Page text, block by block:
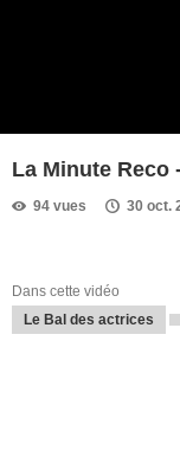
La Minute Reco
94 vues 30 oct.
Dans cette vidéo
Le Bal des actrices